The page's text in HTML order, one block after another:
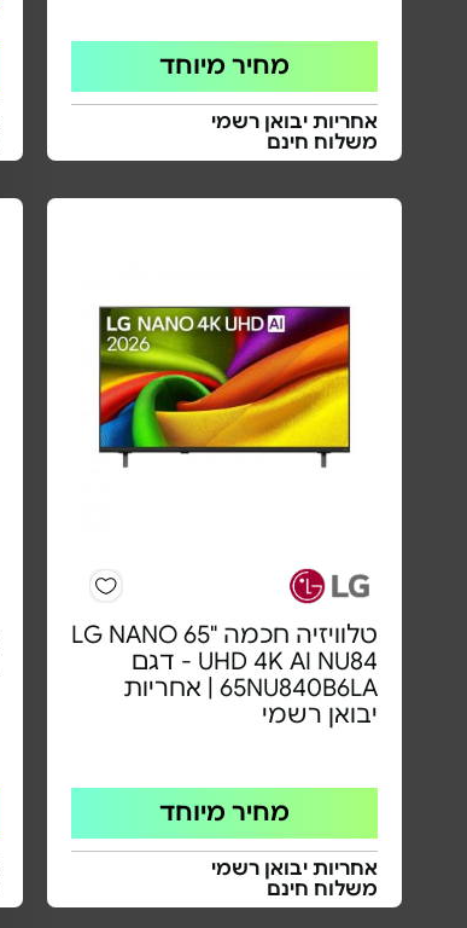
מחיר מיוחד
אחריות יבואן רשמי
משלוח חינם
טלוויזיה חכמה "65 LG NANO
UHD 4K AI NU84 - דגם
65NU840B6LA | אחריות
יבואן רשמי
מחיר מיוחד
אחריות יבואן רשמי
משלוח חינם